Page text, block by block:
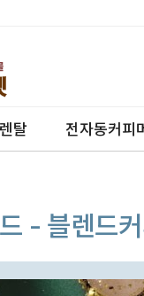
탈 전자동커피
- 블렌드